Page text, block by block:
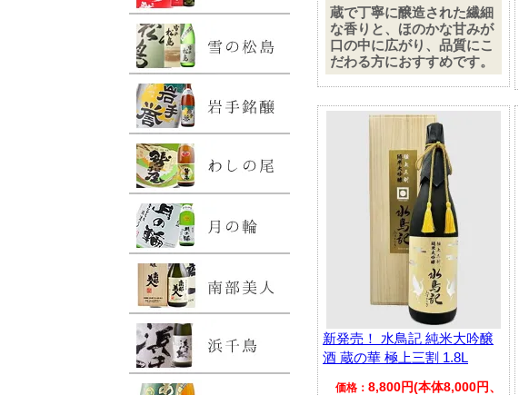
蔵で丁寧に醸造された繊細
な香りと、ほのかな甘みが
口の中に広がり、品質にこ
だわる方におすすめです。
新発売！ 水鳥記 純米大吟醸
酒 蔵の華 極上三割 1.8L
価格： 8,800円(本体8,000円、